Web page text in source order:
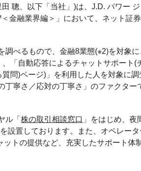
聰、以下「当社」)は、J.D. パワー
金融業界編＞」において、ネット証
調べるもので、金融8業態(※2)を対象
「自動応答によるチャットサポート(
問)ページ)」を利用した人を対象に調
丁寧さ／応対の丁寧さ」のファクター
ル「 株の取引相談窓口 」をはじめ、夜
設置しております。また、オペレー
トの提供など、充実したサポート体